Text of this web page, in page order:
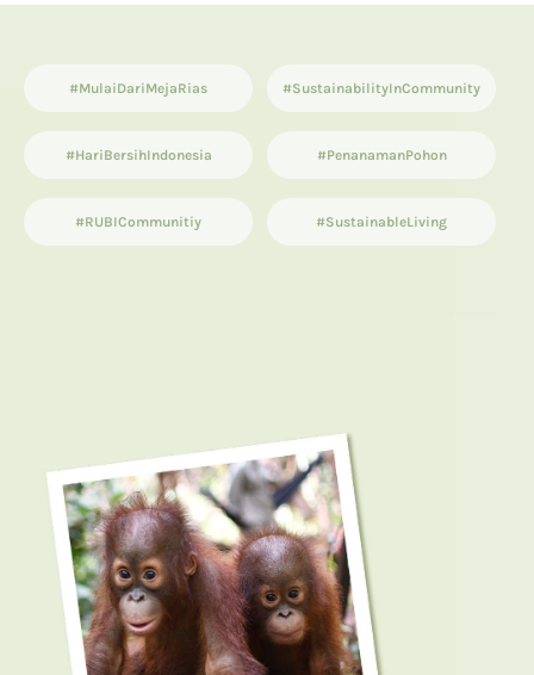
#MulaiDariMejaRias #SustainabilityInCommunity
#HariBersihIndonesia #PenanamanPohon
#RUBICommunitiy #SustainableLiving